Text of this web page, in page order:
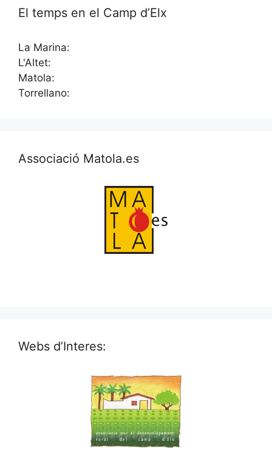
El temps en el Camp d’Elx
La Marina:
L'Altet:
Matola:
Torrellano:
Associació Matola.es
Webs d’Interes: